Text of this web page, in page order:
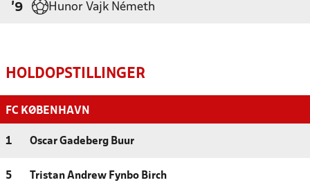
'9 Hunor Vajk Németh
HOLDOPSTILLINGER
FC KØBENHAVN
1 Oscar Gadeberg Buur
5 Tristan Andrew Fynbo Birch